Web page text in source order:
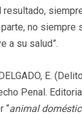
no siempre
a su salud”.
E.
Penal.
“animal